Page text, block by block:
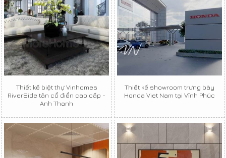
Thiết kế biệt thự Vinhomes
RiverSide tân cổ điển cao cấp -
Anh Thanh
Thiết kế showroom trưng bày
Honda Viet Nam tại Vĩnh Phúc